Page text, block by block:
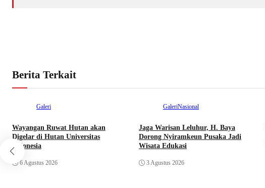
Berita Terkait
Galeri
Wayangan Ruwat Hutan akan
Digelar di Hutan Universitas
Indonesia
6 Agustus 2026
GaleriNasional
Jaga Warisan Leluhur, H. Baya
Dorong Nyiramkeun Pusaka Jadi
Wisata Edukasi
3 Agustus 2026